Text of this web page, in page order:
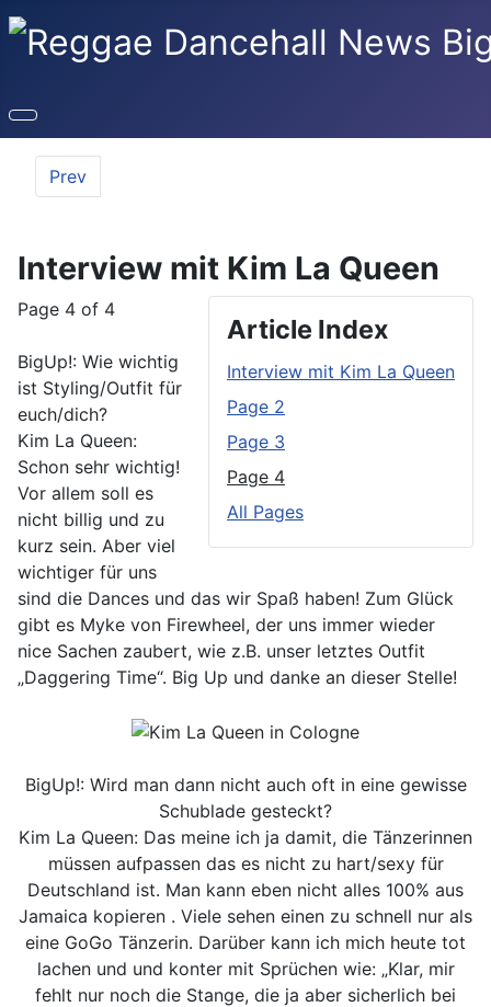
Interview mit Kim La Queen
Article Index
Interview mit Kim La Queen
Page 2
Page 3
Page 4
All Pages
Page 4 of 4
BigUp!: Wie wichtig
ist Styling/Outfit für
euch/dich?
Kim La Queen:
Schon sehr wichtig!
Vor allem soll es
nicht billig und zu
kurz sein. Aber viel
wichtiger für uns
sind die Dances und das wir Spaß haben! Zum Glück
gibt es Myke von Firewheel, der uns immer wieder
nice Sachen zaubert, wie z.B. unser letztes Outfit
„Daggering Time“. Big Up und danke an dieser Stelle!
BigUp!: Wird man dann nicht auch oft in eine gewisse
Schublade gesteckt?
Kim La Queen: Das meine ich ja damit, die Tänzerinnen
müssen aufpassen das es nicht zu hart/sexy für
Deutschland ist. Man kann eben nicht alles 100% aus
Jamaica kopieren . Viele sehen einen zu schnell nur als
eine GoGo Tänzerin. Darüber kann ich mich heute tot
lachen und und konter mit Sprüchen wie: „Klar, mir
fehlt nur noch die Stange, die ja aber sicherlich bei
Prev